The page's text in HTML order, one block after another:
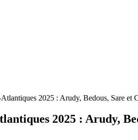
2025 : Arudy, Bedous, Sare et
2025 : Arudy,